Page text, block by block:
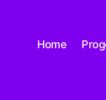
Home